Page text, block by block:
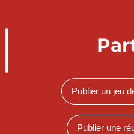
Publier un jeu
Publier une